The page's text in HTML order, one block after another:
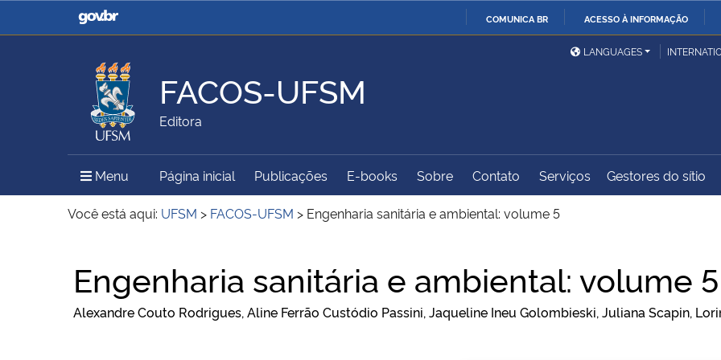
COMUNICA BR ACESSO À INFORMAÇÃO
Casa Civil
Ministério da Justiça e
Ministério da Defesa
Ministério das Relações
Exteriores
Ministério da Agricultura,
Pecuária e Abastecimento
Ministério da Educação
Ministério do Meio Ambiente Ministério do Turismo
Ministério do
Desenvolvimento Regional
Controladoria-Geral da
União
Secretaria de Governo
Gabinete de Segurança
Institucional
Advocacia-Geral da União Banco Central do Brasil
LANGUAGES
FACOS-UFSM
Editora
Menu Menu Principal do Sítio
Página inicial Publicações E-books Sobre Contato Serviços Gestores do sítio
Você está aqui: UFSM > FACOS-UFSM > Engenharia sanitária e ambiental: volume 5
Engenharia sanitária e ambiental: volume 5
Alexandre Couto Rodrigues, Aline Ferrão Custódio Passini, Jaqueline Ineu Golombieski, Juliana Scapin,